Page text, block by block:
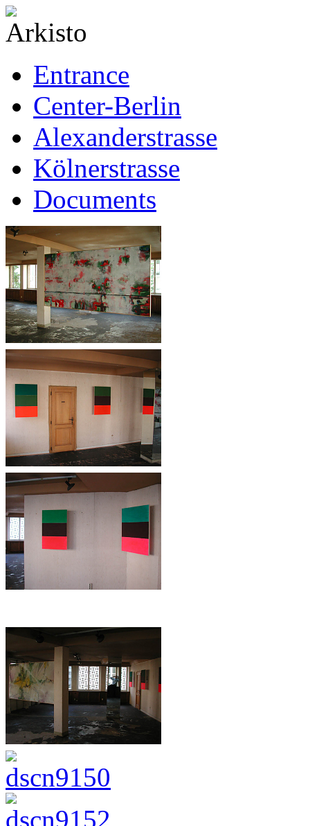
Entrance
Center-Berlin
Alexanderstrasse
Kölnerstrasse
Documents